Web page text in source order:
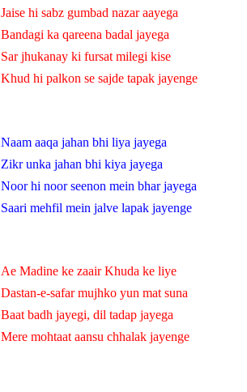
Jaise hi sabz gumbad nazar aayega
Bandagi ka qareena badal jayega
Sar jhukanay ki fursat milegi kise
Khud hi palkon se sajde tapak jayenge
Naam aaqa jahan bhi liya jayega
Zikr unka jahan bhi kiya jayega
Noor hi noor seenon mein bhar jayega
Saari mehfil mein jalve lapak jayenge
Ae Madine ke zaair Khuda ke liye
Dastan-e-safar mujhko yun mat suna
Baat badh jayegi, dil tadap jayega
Mere mohtaat aansu chhalak jayenge